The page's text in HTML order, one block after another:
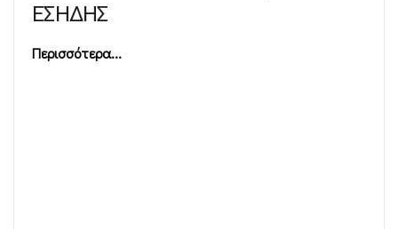
ΕΣΗΔΗΣ
Περισσότερα...